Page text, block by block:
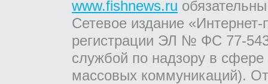
www.fishnews.ru
Сетевое издание
регистрации ЭЛ № ФС 77-
службой по надзору в
массовых коммуникаций).